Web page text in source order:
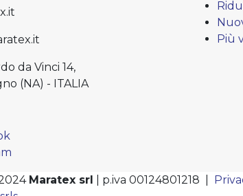
da Vinci 14,
(NA) - ITALIA
Più
Maratex srl | p.iva 00124801218 |